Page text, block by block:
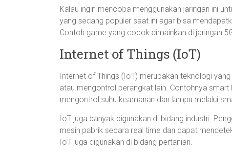
Kalau ingin mencoba menggunakan jaringan ini
yang sedang populer saat ini agar bisa
Contoh game yang cocok dimainkan di jaringan
Internet of Things (IoT)
Internet of Things (IoT) merupakan teknologi
atau mengontrol perangkat lain. Contohnya
mengontrol suhu keamanan dan lampu melalui
IoT juga banyak digunakan di bidang industri.
mesin pabrik secara real time dan dapat
IoT juga digunakan di bidang pertanian.